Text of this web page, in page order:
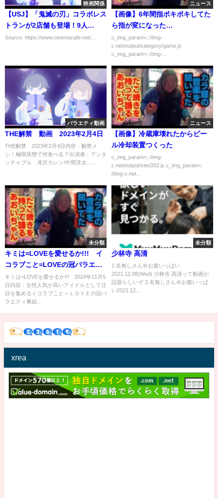
映画関係
【USJ】「鬼滅の刃」コラボレス
トランが2店舗も登場！9人
の“柱”全員がオリジナルメニュ
Source: https://www.cinemacafe.net/...
ニュース
【画像】6年間指ポキポキしてた
ら指が変になった…
c_img_param=; //img-
c.net/output/category/game.js
c_img_param=; //img-...
バラエティ動画
THE解禁 動画 2023年2月4日
THE解禁 2023年2月4日内容：解禁メ
シ！極限状態で何食べる？出演者：アンタ
ッチャブル 滝沢カレン/中間淳太......
ニュース
【画像】冷蔵庫壊れたからビー
ル冷却装置つくった
c_img_param=; //img-
c.net/output/site/202.js c_img_param=;
//img-c.net...
未分類
キミは=LOVEを愛せるか!!! イ
コラブこと=LOVEの冠バラエテ
ィ番組 11月5日
キミは=LOVEを愛せるか!!! 2024年11月5
日内容：女性人気が高いアイドルとして注
目を集めるイコラブこと＝ＬＯＶＥの冠バ
ラエティ番組...
未分類
少林寺 高清
1:名無しさん＠お腹いっぱい
2021.12.08(Wed) 少林寺 高清って動画が
話題らしいぞ 2:名無しさん＠お腹いっぱ
い2021.12....
xrea